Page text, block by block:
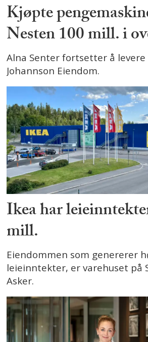
Kjøpte
Nesten 100 mill. i
Alna Senter fortsetter å levere
Johannson Eiendom.
Ikea har
mill.
Eiendommen som genererer
leieinntekter, er varehuset på
Asker.